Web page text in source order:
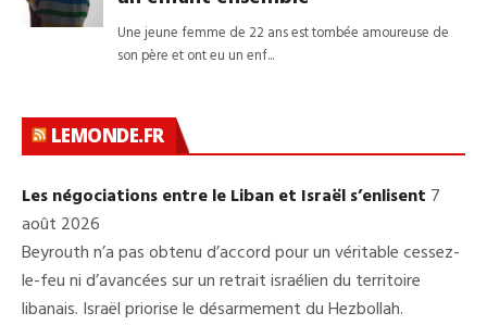
LEMONDE.FR
Les négociations entre le Liban et Israël s’enlisent 7
août 2026
Beyrouth n’a pas obtenu d’accord pour un véritable cessez-
le-feu ni d’avancées sur un retrait israélien du territoire
libanais. Israël priorise le désarmement du Hezbollah.